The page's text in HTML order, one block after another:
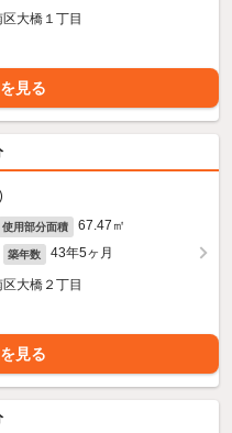
大橋１丁目
見る
使用部分面積 67.47㎡
築年数 43年5ヶ月
大橋２丁目
見る